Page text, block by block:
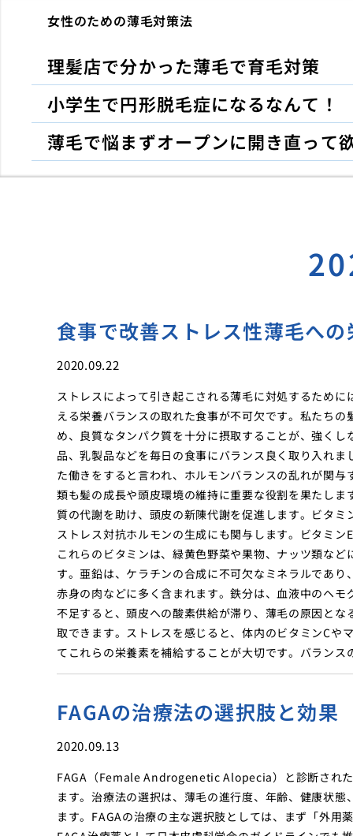
女性のための薄毛対策法
理髪店で分かった薄毛で育毛対策
小学生で円形脱毛症になるなんて！
薄毛で悩まずオープンに開き直って
食事で改善ストレス性薄毛への
2020.09.22
ストレスによって引き起こされる薄毛に対処するため
える栄養バランスの取れた食事が不可欠です。私たち
め、良質なタンパク質を十分に摂取することが、強く
品、乳製品などを毎日の食事にバランス良く取り入れ
た働きをすると言われ、ホルモンバランスの乱れが関
類も髪の成長や頭皮環境の維持に重要な役割を果たし
質の代謝を助け、頭皮の新陳代謝を促進します。ビタミ
ストレス対抗ホルモンの生成にも関与します。ビタミン
これらのビタミンは、緑黄色野菜や果物、ナッツ類な
す。亜鉛は、ケラチンの合成に不可欠なミネラルであり
赤身の肉などに多く含まれます。鉄分は、血液中のヘ
不足すると、頭皮への酸素供給が滞り、薄毛の原因と
取できます。ストレスを感じると、体内のビタミンCや
てこれらの栄養素を補給することが大切です。バラン
FAGAの治療法の選択肢と効果
2020.09.13
FAGA（Female Androgenetic Alopecia）と診断され
ます。治療法の選択は、薄毛の進行度、年齢、健康状
ます。FAGAの治療の主な選択肢としては、まず「外用